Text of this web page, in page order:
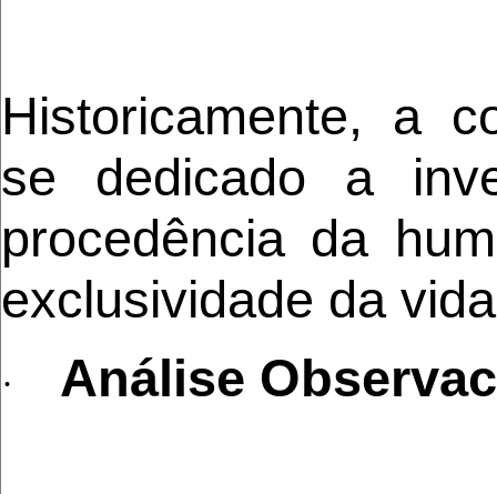
Historicamente, a
se dedicado a
procedência da
exclusividade da
· Análise